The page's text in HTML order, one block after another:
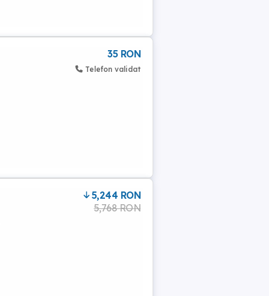
35 RON
Telefon validat
5,244 RON
5,768 RON